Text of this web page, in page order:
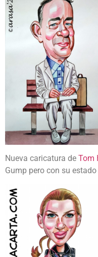
Nueva caricatura de Tom
Gump pero con su